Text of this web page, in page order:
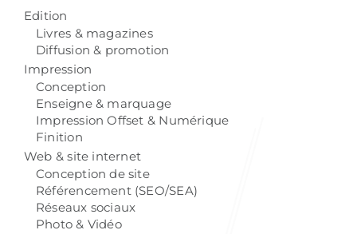
Edition
Livres & magazines
Diffusion & promotion
Impression
Conception
Enseigne & marquage
Impression Offset & Numérique
Finition
Web & site internet
Conception de site
Référencement (SEO/SEA)
Réseaux sociaux
Photo & Vidéo